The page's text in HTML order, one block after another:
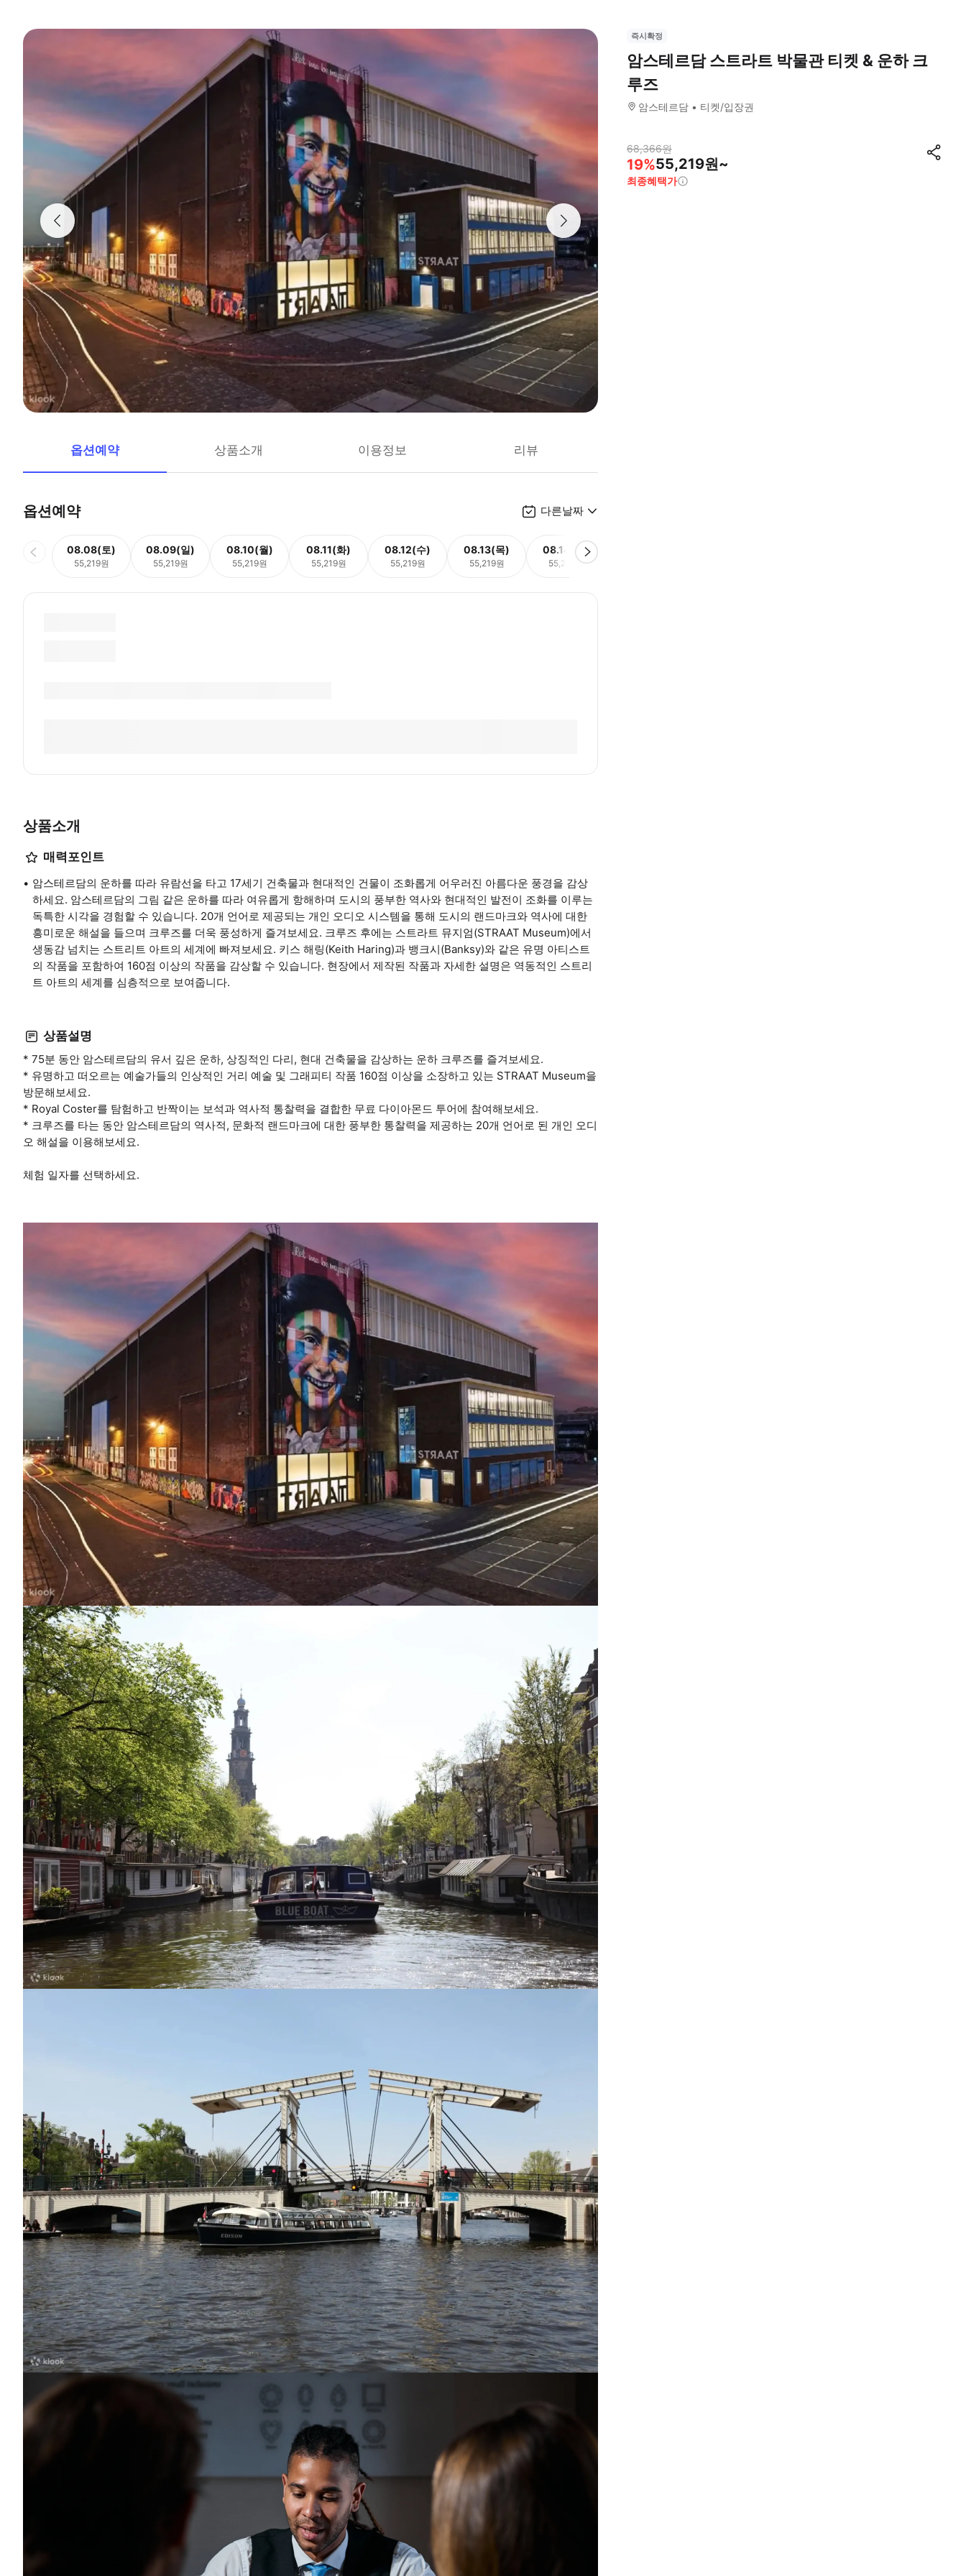
옵션예약 상품소개 이용정보 리뷰
옵션예약 다른날짜
08.08(토)
55,219원
08.09(일)
55,219원
08.10(월)
55,219원
08.11(화)
55,219원
08.12(수)
55,219원
08.13(목)
55,219원
08.14(금)
55,219원
상품소개
매력포인트
암스테르담의 운하를 따라 유람선을 타고 17세기 건축물과 현대적인 건물이 조화롭게 어우러진 아름다운 풍경을 감상
하세요. 암스테르담의 그림 같은 운하를 따라 여유롭게 항해하며 도시의 풍부한 역사와 현대적인 발전이 조화를 이루는
독특한 시각을 경험할 수 있습니다. 20개 언어로 제공되는 개인 오디오 시스템을 통해 도시의 랜드마크와 역사에 대한
흥미로운 해설을 들으며 크루즈를 더욱 풍성하게 즐겨보세요. 크루즈 후에는 스트라트 뮤지엄(STRAAT Museum)에서
생동감 넘치는 스트리트 아트의 세계에 빠져보세요. 키스 해링(Keith Haring)과 뱅크시(Banksy)와 같은 유명 아티스트
의 작품을 포함하여 160점 이상의 작품을 감상할 수 있습니다. 현장에서 제작된 작품과 자세한 설명은 역동적인 스트리
트 아트의 세계를 심층적으로 보여줍니다.
상품설명
* 75분 동안 암스테르담의 유서 깊은 운하, 상징적인 다리, 현대 건축물을 감상하는 운하 크루즈를 즐겨보세요.
* 유명하고 떠오르는 예술가들의 인상적인 거리 예술 및 그래피티 작품 160점 이상을 소장하고 있는 STRAAT Museum을
방문해보세요.
* Royal Coster를 탐험하고 반짝이는 보석과 역사적 통찰력을 결합한 무료 다이아몬드 투어에 참여해보세요.
* 크루즈를 타는 동안 암스테르담의 역사적, 문화적 랜드마크에 대한 풍부한 통찰력을 제공하는 20개 언어로 된 개인 오디
오 해설을 이용해보세요.
체험 일자를 선택하세요.
즉시확정
암스테르담 스트라트 박물관 티켓 & 운하 크
루즈
암스테르담 티켓/입장권
68,366원
19%55,219원~
최종혜택가